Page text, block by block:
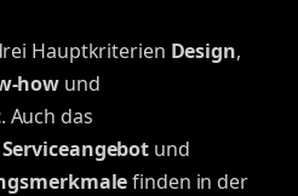
Hauptkriterien Design,
how und
. Auch das
Serviceangebot und
finden in der